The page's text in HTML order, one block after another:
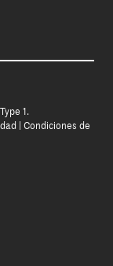
1.
Condiciones de